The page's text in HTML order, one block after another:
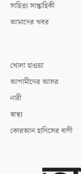
সাহিত্য সাপ্তাহিকী
আমাদের খবর
খোলা হাওয়া
আগামীদের আসর
নারী
স্বাস্থ্য
কোরআন হাদিসের বাণী